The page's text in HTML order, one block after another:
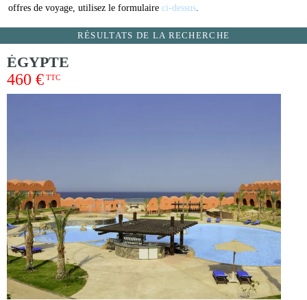
offres de voyage, utilisez le formulaire ci-dessus.
RÉSULTATS DE LA RECHERCHE
ÉGYPTE
460 € TTC